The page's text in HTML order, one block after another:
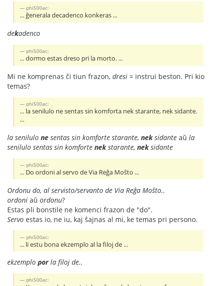
phi500ac:
... ĝenerala decadenco konkeras ...
dekadenco
phi500ac:
... dormo estas dreso pri la morto. ...
Mi ne komprenas ĉi tiun frazon, dresi = instrui beston. Pri kio
temas?
phi500ac:
... la senilulo ne sentas sin komforta nek starante, nek sidante.
...
la senilulo ne sentas sin komforte starante, neksidante aŭ la
senilulo sentas sin komforte nekstarante, neksidante
phi500ac:
... Do ordoni al servo de Via Reĝa Moŝto ...
Ordonu do, al servisto/servanto de Via Reĝa Moŝto..
ordoni aŭ ordonu?
Estas pli bonstile ne komenci frazon de "do".
Servo estas io, ne iu, kaj ŝajnas al mi, ke temas pri persono.
phi500ac:
... li estu bona ekzemplo al la filoj de ...
ekzemplo porla filoj de..
phi500ac: